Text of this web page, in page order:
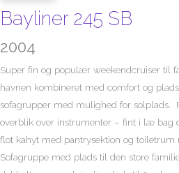
Bayliner 245 SB
2004
Super fin og populær weekendcruiser til
havnen kombineret med comfort og
sofagrupper med mulighed for solplads.
overblik over instrumenter – fint i læ bag
flot kahyt med pantrysektion og toiletrum
Sofagruppe med plads til den store